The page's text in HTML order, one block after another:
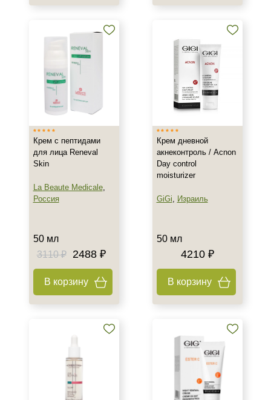
Любой возраст (от 18 лет)
Действие
Восстановление
Обновление
Показать еще
Назначение против
Крем с пептидами
для лица Reneval
Skin
La Beaute Medicale,
Россия
50 мл
3110 ₽
2488 ₽
В корзину
Крем дневной
акнеконтроль / Acnon
Day control
moisturizer
GiGi, Израиль
50 мл
4210 ₽
В корзину